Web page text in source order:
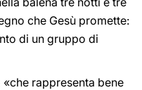
che Gesù promette:
di un gruppo di
rappresenta bene